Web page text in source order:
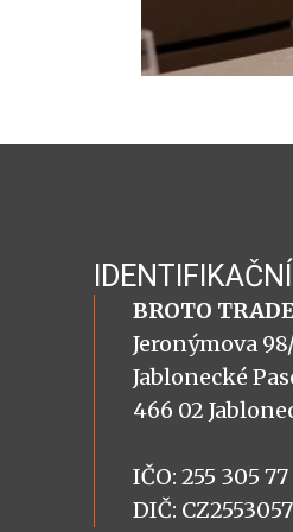
BROTO
Jeronýmova
Jablonecké
466 02
IČO: 255 305 77
DIČ: